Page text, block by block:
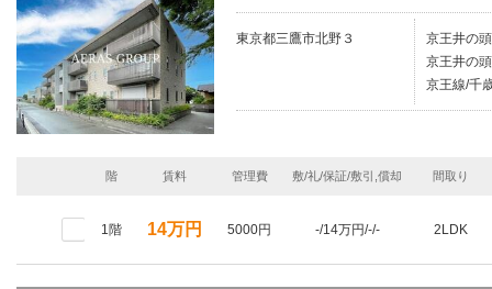
東京都三鷹市北野３
京王井の
京王井の
京王線/千
階 賃料 管理費 敷/礼/保証/敷引,償却 間取り
1階 14万円 5000円 -/14万円/-/- 2LDK